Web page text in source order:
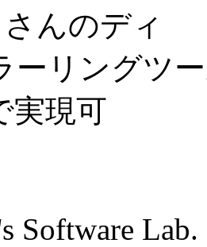
んのディ
ーリングツ
実現可
Software Lab.